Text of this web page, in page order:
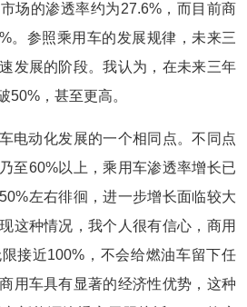
场的渗透率约为27.6%，而目前商
。参照乘用车的发展规律，未来三
发展的阶段。我认为，在未来三年
50%，甚至更高。
电动化发展的一个相同点。不同点
至60%以上，乘用车渗透率增长已
左右徘徊，进一步增长面临较大
这种情况，我个人很有信心，商用
接近100%，不会给燃油车留下任
用车具有显著的经济性优势，这种